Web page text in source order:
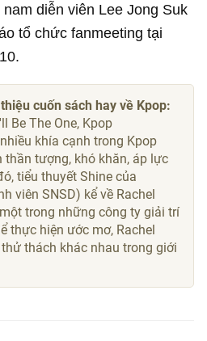
diễn viên Lee Jong Suk
tổ chức fanmeeting tại
cuốn sách hay về Kpop:
Be The One, Kpop
khía cạnh trong Kpop
tượng, khó khăn, áp lực
tiểu thuyết Shine của
viên SNSD) kể về Rachel
trong những công ty giải trí
thực hiện ước mơ, Rachel
thách khác nhau trong giới